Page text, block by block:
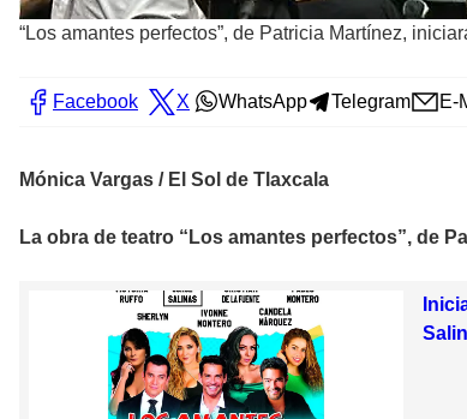
“Los amantes perfectos”, de Patricia Martínez,
Facebook X WhatsApp Telegram E-
Mónica Vargas / El Sol de Tlaxcala
La obra de teatro “Los amantes perfectos”, de